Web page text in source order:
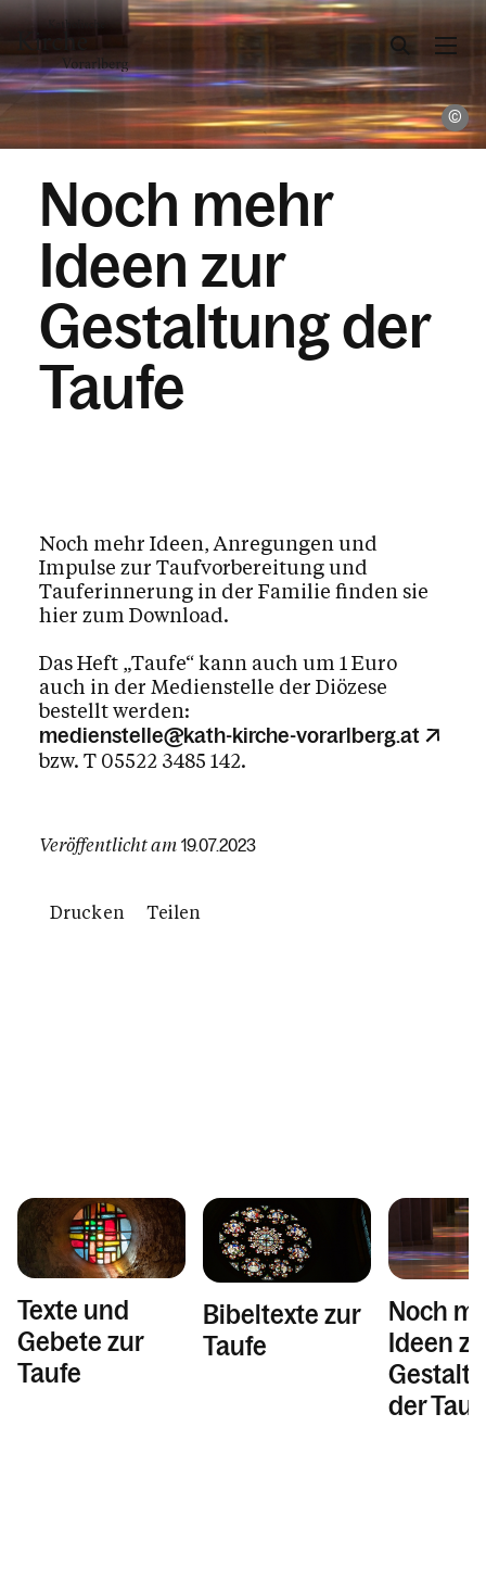
Gesellschaft & Kultur
Glaube & Feste
Kirchliche Feiern
Taufe
Erstkommunion
Krankheit, Tod und Trauer
Beichte & Gesprächsangebote
Glaube
Das Kirchenjahr im Überblick Aktionen
Noch mehr
Ideen zur
Gestaltung der
Taufe
Noch mehr Ideen, Anregungen und
Impulse zur Taufvorbereitung und
Tauferinnerung in der Familie finden sie
hier zum Download.
Das Heft „Taufe“ kann auch um 1 Euro
auch in der Medienstelle der Diözese
bestellt werden:
medienstelle@kath-kirche-vorarlberg.at
bzw. T 05522 3485 142.
Veröffentlicht am 19.07.2023
Drucken Teilen
Texte und
Gebete zur
Taufe
Bibeltexte zur
Taufe
Noch
Ideen
der